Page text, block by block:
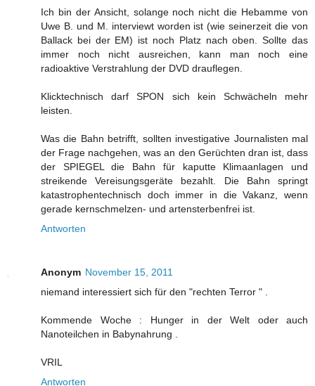
Ich bin der Ansicht, solange noch nicht die Hebamme von
Uwe B. und M. interviewt worden ist (wie seinerzeit die von
Ballack bei der EM) ist noch Platz nach oben. Sollte das
immer noch nicht ausreichen, kann man noch eine
radioaktive Verstrahlung der DVD drauflegen.
Klicktechnisch darf SPON sich kein Schwächeln mehr
leisten.
Was die Bahn betrifft, sollten investigative Journalisten mal
der Frage nachgehen, was an den Gerüchten dran ist, dass
der SPIEGEL die Bahn für kaputte Klimaanlagen und
streikende Vereisungsgeräte bezahlt. Die Bahn springt
katastrophentechnisch doch immer in die Vakanz, wenn
gerade kernschmelzen- und artensterbenfrei ist.
Antworten
Anonym November 15, 2011
niemand interessiert sich für den "rechten Terror " .
Kommende Woche : Hunger in der Welt oder auch
Nanoteilchen in Babynahrung .
VRIL
Antworten